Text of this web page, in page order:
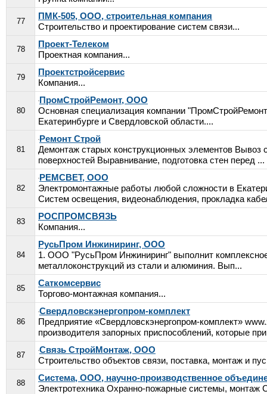
77
ПМК-505, ООО, строительная компания
Строительство и проектирование систем связи...
78
Проект-Телеком
Проектная компания...
79
Проектстройсервис
Компания...
80
ПромСтройРемонт, ООО
Основная специализация компании
Екатеринбурге и Свердловской области....
81
Ремонт Строй
Демонтаж старых конструкционных элементов Вывоз
поверхностей Выравнивание, подготовка стен перед ...
82
РЕМСВЕТ, ООО
Электромонтажные работы любой сложности в
Систем освещения, видеонаблюдения, прокладка
83
РОСПРОМСВЯЗЬ
Компания...
84
РусьПром Инжиниринг, ООО
1. ООО "РусьПром Инжиниринг" выполнит комплексное
металлоконструкций из стали и алюминия. Вып...
85
Саткомсервис
Торгово-монтажная компания...
86
Свердловскэнергопром-комплект
Предприятие «Свердловскэнергопром-комплект»
производителя запорных приспособлений, которые
87
Связь СтройМонтаж, ООО
Строительство объектов связи, поставка, монтаж и
88
Система, ООО, научно-производственное
Электротехника Охранно-пожарные системы, монтаж